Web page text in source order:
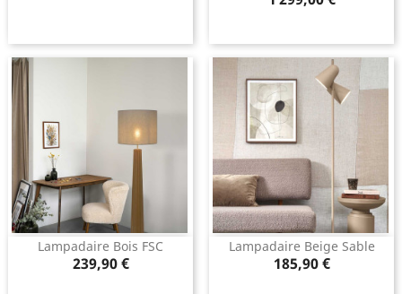
Lampadaire Bois FSC
Prix
239,90 €
Lampadaire Beige Sable
Prix
185,90 €